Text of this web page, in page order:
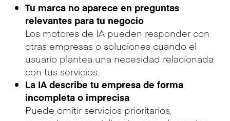
Tu marca no aparece en preguntas
relevantes para tu negocio
Los motores de IA pueden responder con
otras empresas o soluciones cuando el
usuario plantea una necesidad relacionada
con tus servicios.
La IA describe tu empresa de forma
incompleta o imprecisa
Puede omitir servicios prioritarios,